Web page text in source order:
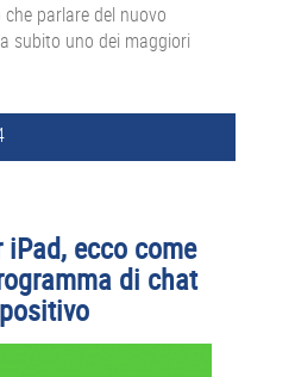
parlare del nuovo
subito uno dei maggiori
ecco come
di chat